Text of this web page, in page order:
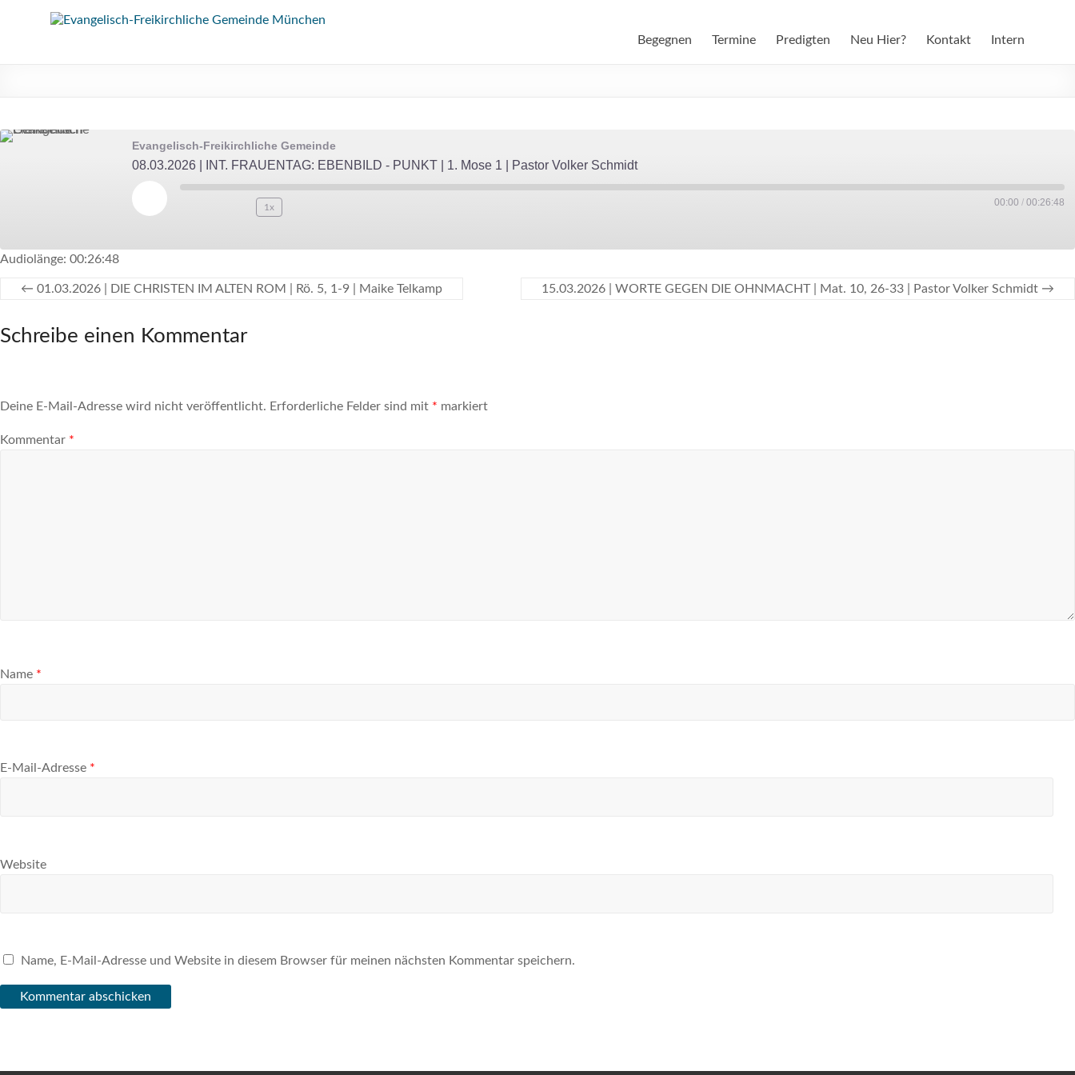
Evangelisch-
München
Begegnen Termine Predigten Neu Hier? Kontakt Intern
Evangelisch-Freikirchliche Gemeinde
08.03.2026 | INT. FRAUENTAG: EBENBILD - PUNKT | 1. Mose 1 | Pastor Volker Schmidt
Play
1x 00:00 / 00:26:48
TEILEN
LINK
Audiolänge: 00:26:48
← 01.03.2026 | DIE CHRISTEN IM ALTEN ROM | Rö. 5, 1-9 | Maike Telkamp 15.03.2026 | WORTE GEGEN DIE OHNMACHT | Mat. 10, 26-33 | Pastor Volker Schmidt →
Schreibe einen Kommentar
Deine E-Mail-Adresse wird nicht veröffentlicht. Erforderliche Felder sind mit * markiert
Kommentar *
Name *
E-Mail-Adresse *
Website
Name, E-Mail-Adresse und Website in diesem Browser für meinen nächsten Kommentar speichern.